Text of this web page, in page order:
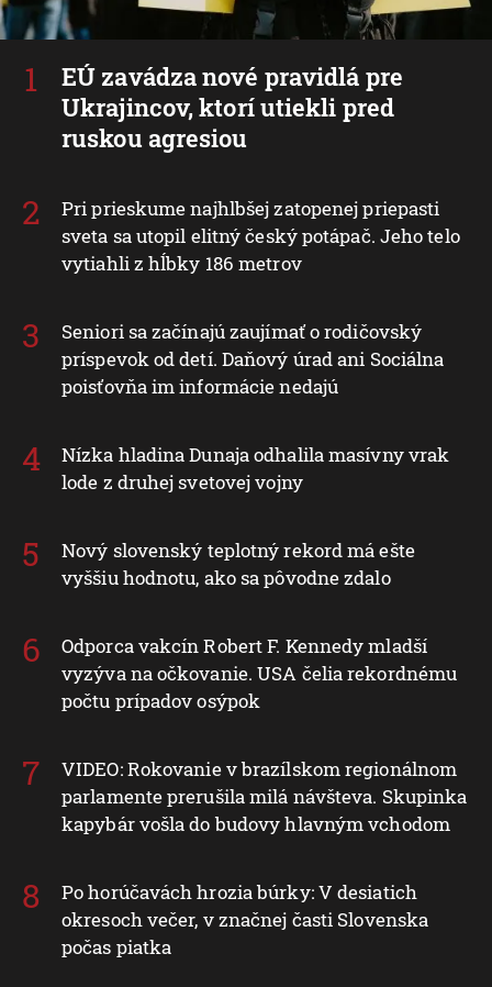
EÚ zavádza nové pravidlá pre
Ukrajincov, ktorí utiekli pred
ruskou agresiou
Pri prieskume najhlbšej zatopenej priepasti
sveta sa utopil elitný český potápač. Jeho telo
vytiahli z hĺbky 186 metrov
Seniori sa začínajú zaujímať o rodičovský
príspevok od detí. Daňový úrad ani Sociálna
poisťovňa im informácie nedajú
Nízka hladina Dunaja odhalila masívny vrak
lode z druhej svetovej vojny
Nový slovenský teplotný rekord má ešte
vyššiu hodnotu, ako sa pôvodne zdalo
Odporca vakcín Robert F. Kennedy mladší
vyzýva na očkovanie. USA čelia rekordnému
počtu prípadov osýpok
VIDEO: Rokovanie v brazílskom regionálnom
parlamente prerušila milá návšteva. Skupinka
kapybár vošla do budovy hlavným vchodom
Po horúčavách hrozia búrky: V desiatich
okresoch večer, v značnej časti Slovenska
počas piatka